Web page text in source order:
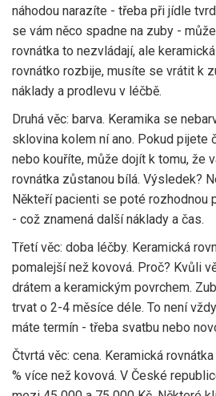
náhodou narazíte - třeba při jídle
se vám něco spadne na zuby -
rovnátka to nezvládají, ale
rovnátko rozbije, musíte se vrátit k
náklady a prodlevu v léčbě.
Druhá věc: barva. Keramika se
sklovina kolem ní ano. Pokud pijete
nebo kouříte, může dojít k tomu, že
rovnátka zůstanou bílá. Výsledek?
Někteří pacienti se poté rozhodnou
- což znamená další náklady a čas.
Třetí věc: doba léčby. Keramická
pomalejší než kovová. Proč? Kvůli
drátem a keramickým povrchem.
trvat o 2-4 měsíce déle. To není
máte termín - třeba svatbu nebo
Čtvrtá věc: cena. Keramická
% více než kovová. V České